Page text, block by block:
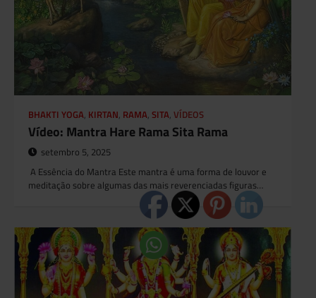
BHAKTI YOGA, KIRTAN, RAMA, SITA, VÍDEOS
Vídeo: Mantra Hare Rama Sita Rama
setembro 5, 2025
A Essência do Mantra Este mantra é uma forma de louvor e
meditação sobre algumas das mais reverenciadas figuras…